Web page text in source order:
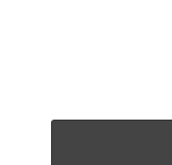
XJ Bohrstaub-